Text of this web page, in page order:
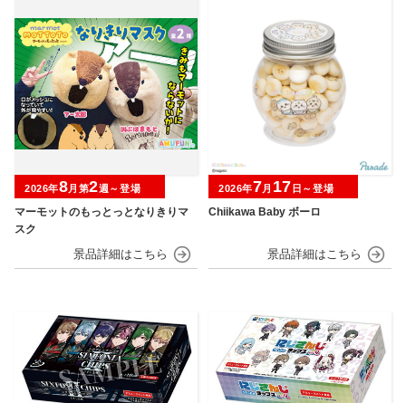
マーモットのもっとっとなりきりマ
スク
2026年8月第2週～登場
Chiikawa Baby ボーロ
2026年7月 17 日～登場